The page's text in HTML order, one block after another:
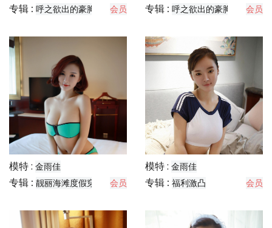
专辑 : 呼之欲出的豪胸 会员 专辑 : 呼之欲出的豪胸 会员
模特 : 金雨佳
专辑 : 靓丽海滩度假穿搭+薄纱有趣海军装
会员
模特 : 金雨佳
专辑 : 福利激凸 会员